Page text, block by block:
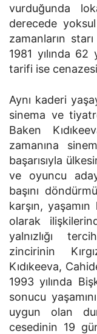
vurduğunda
derecede
zamanların starı
1981 yılında 62
tarifi ise
Aynı kaderi
sinema ve
Baken
zamanına
başarısıyla
ve oyuncu
başını
karşın,
olarak
yalnızlığı
zincirinin
Kıdıkeeva,
1993 yılında
sonucu
uygun olan
cesedinin 19